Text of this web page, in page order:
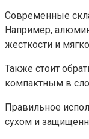
Современные
Например,
жесткости и
Также стоит
компактным в
Правильное
сухом и